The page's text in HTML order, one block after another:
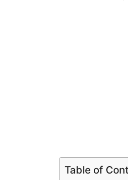
Table of